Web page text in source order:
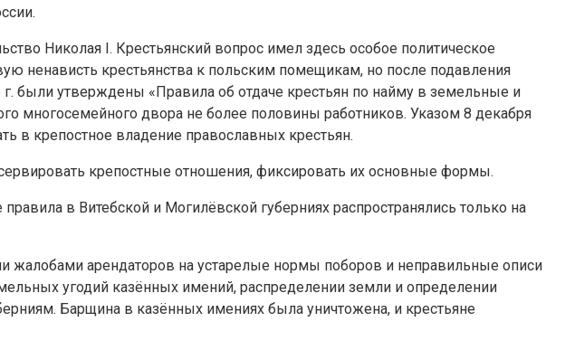
Николая I. Крестьянский вопрос имел здесь особое политическое
ненависть крестьянства к польским помещикам, но после подавления
были утверждены «Правила об отдаче крестьян по найму в земельные и
многосемейного двора не более половины работников. Указом 8 декабря
в крепостное владение православных крестьян.
крепостные от­ношения, фиксировать их основные формы.
в Витебской и Могилёвской губерниях распространялись только на
жалобами арендаторов на устарелые нормы поборов и неправильные описи
угодий казённых имений, распределении земли и определении
Барщина в казённых имениях была уничтожена, и крестьяне